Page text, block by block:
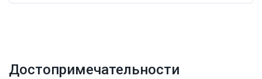
Достопримечательности